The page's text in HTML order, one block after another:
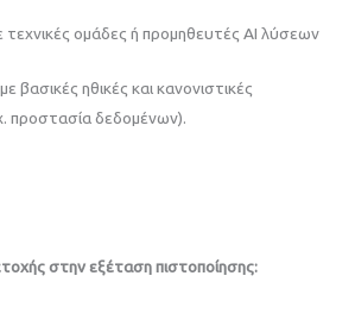
τεχνικές ομάδες ή προμηθευτές AI λύσεων
ηθικές και κανονιστικές
προστασία δεδομένων).
στην εξέταση πιστοποίησης: